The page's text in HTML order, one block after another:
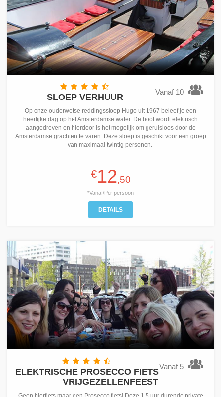
Vanaf 10
SLOEP VERHUUR
Op onze ouderwetse reddingssloep Hugo uit 1967 beleef je een
heerlijke dag op het Amsterdamse water. De boot wordt elektrisch
aangedreven en hierdoor is het mogelijk om geruisloos door de
Amsterdamse grachten te varen. Deze sloep is geschikt voor een groep
van maximaal twintig personen.
€12,50
*Vanaf/Per persoon
DETAILS
Vanaf 5
ELEKTRISCHE PROSECCO FIETS
VRIJGEZELLENFEEST
Geen bierfiets maar een Prosecco fiets! Deze 1,5 uur durende private